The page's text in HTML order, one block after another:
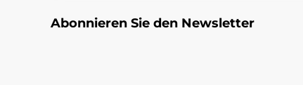
Abonnieren Sie den Newsletter